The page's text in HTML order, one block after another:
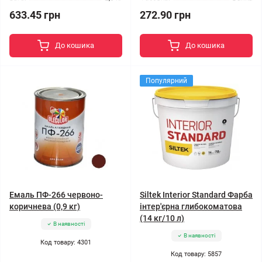
633.45 грн
До кошика
272.90 грн
До кошика
Емаль ПФ-266 червоно-
коричнева (0,9 кг)
В наявності
Код товару: 4301
Популярний
Siltek Interior Standard Фарба
інтер'єрна глибокоматова
(14 кг/10 л)
В наявності
Код товару: 5857